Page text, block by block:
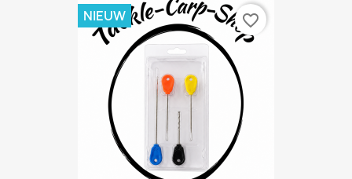
NIEUW favorite_border